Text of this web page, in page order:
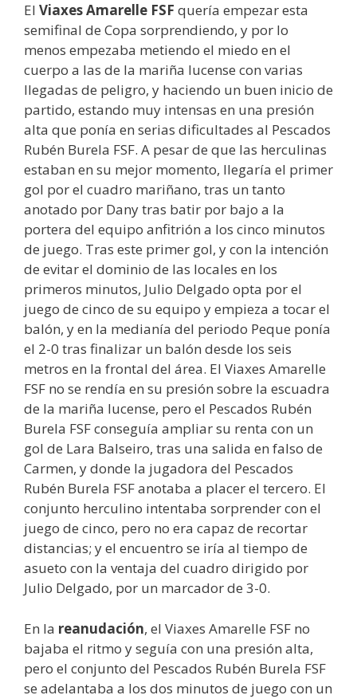
El Viaxes Amarelle FSF quería empezar esta
semifinal de Copa sorprendiendo, y por lo
menos empezaba metiendo el miedo en el
cuerpo a las de la mariña lucense con varias
llegadas de peligro, y haciendo un buen inicio de
partido, estando muy intensas en una presión
alta que ponía en serias dificultades al Pescados
Rubén Burela FSF. A pesar de que las herculinas
estaban en su mejor momento, llegaría el primer
gol por el cuadro mariñano, tras un tanto
anotado por Dany tras batir por bajo a la
portera del equipo anfitrión a los cinco minutos
de juego. Tras este primer gol, y con la intención
de evitar el dominio de las locales en los
primeros minutos, Julio Delgado opta por el
juego de cinco de su equipo y empieza a tocar el
balón, y en la medianía del periodo Peque ponía
el 2-0 tras finalizar un balón desde los seis
metros en la frontal del área. El Viaxes Amarelle
FSF no se rendía en su presión sobre la escuadra
de la mariña lucense, pero el Pescados Rubén
Burela FSF conseguía ampliar su renta con un
gol de Lara Balseiro, tras una salida en falso de
Carmen, y donde la jugadora del Pescados
Rubén Burela FSF anotaba a placer el tercero. El
conjunto herculino intentaba sorprender con el
juego de cinco, pero no era capaz de recortar
distancias; y el encuentro se iría al tiempo de
asueto con la ventaja del cuadro dirigido por
Julio Delgado, por un marcador de 3-0.
En la reanudación, el Viaxes Amarelle FSF no
bajaba el ritmo y seguía con una presión alta,
pero el conjunto del Pescados Rubén Burela FSF
se adelantaba a los dos minutos de juego con un